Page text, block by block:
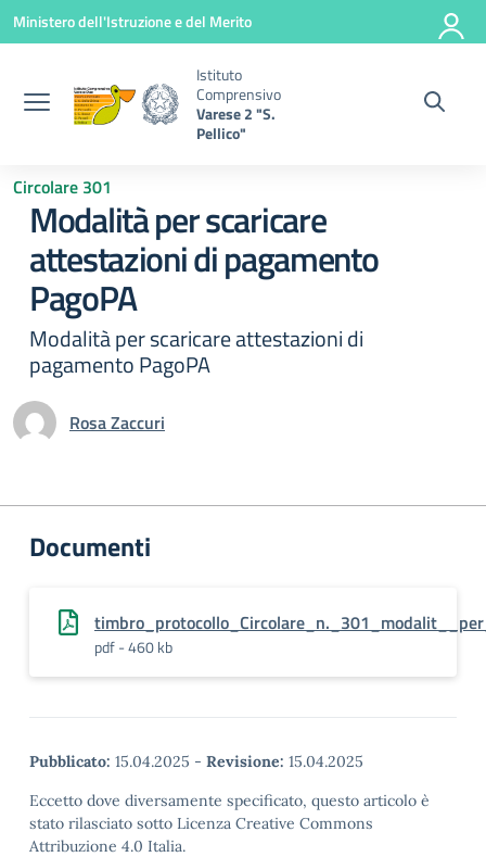
Vai ai contenuti
Vai al menu di navigazione
Vai al footer
Ministero dell'Istruzione e del Merito
Istituto
Comprensivo
Varese 2 "S.
Pellico"
Circolare 301
Modalità per scaricare
attestazioni di pagamento
PagoPA
Modalità per scaricare attestazioni di
pagamento PagoPA
Rosa Zaccuri
Documenti
pdf - 460 kb
Pubblicato: 15.04.2025 - Revisione: 15.04.2025
Eccetto dove diversamente specificato, questo articolo è
stato rilasciato sotto Licenza Creative Commons
Attribuzione 4.0 Italia.